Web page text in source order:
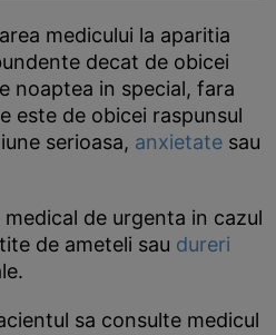
medicului la aparitia
decat de obicei
noaptea in special, fara
este de obicei raspunsul
serioasa, anxietate sau
de urgenta in cazul
de ameteli sau dureri
sa consulte medicul